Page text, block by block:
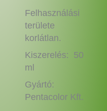
Felhasználási
területe
korlátlan.
Kiszerelés: 50
ml
Gyártó:
Pentacolor Kft.